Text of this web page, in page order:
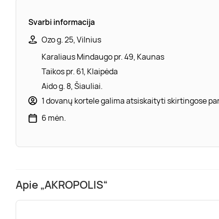
Svarbi informacija
Ozo g. 25, Vilnius
Karaliaus Mindaugo pr. 49, Kaunas
Taikos pr. 61, Klaipėda
Aido g. 8, Šiauliai.
1 dovanų kortele galima atsiskaityti skirtingose
6 mėn.
Apie „AKROPOLIS“